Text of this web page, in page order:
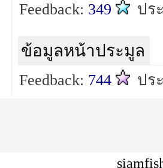
Feedback: 349 ปร
ข้อมูลหน้าประมูล
Feedback: 744 ปร